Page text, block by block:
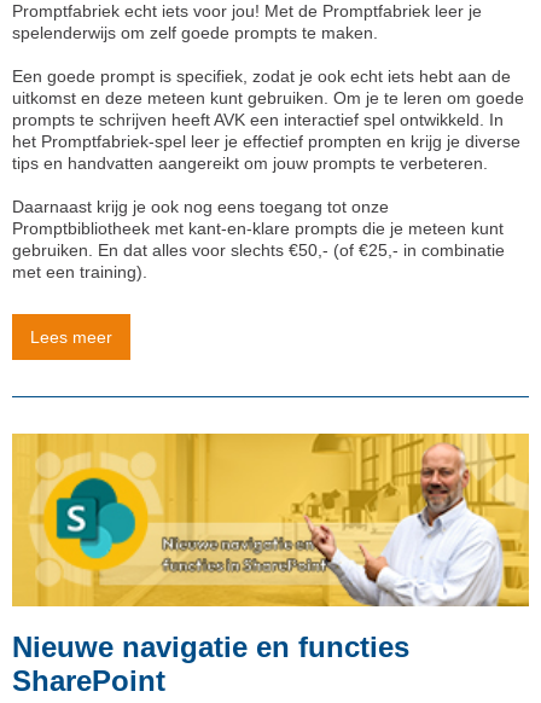
Promptfabriek echt iets voor jou! Met de Promptfabriek leer je
spelenderwijs om zelf goede prompts te maken.
Een goede prompt is specifiek, zodat je ook echt iets hebt aan de
uitkomst en deze meteen kunt gebruiken. Om je te leren om goede
prompts te schrijven heeft AVK een interactief spel ontwikkeld. In
het Promptfabriek-spel leer je effectief prompten en krijg je diverse
tips en handvatten aangereikt om jouw prompts te verbeteren.
Daarnaast krijg je ook nog eens toegang tot onze
Promptbibliotheek met kant-en-klare prompts die je meteen kunt
gebruiken. En dat alles voor slechts €50,- (of €25,- in combinatie
met een training).
Lees meer
Nieuwe navigatie en functies
SharePoint